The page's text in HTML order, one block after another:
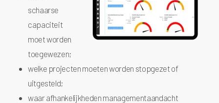
schaarse
capaciteit
moet worden
toegewezen;
welke projecten moeten worden stopgezet of
uitgesteld;
waar afhankelijkheden managementaandacht